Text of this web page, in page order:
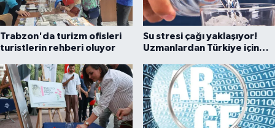
Trabzon'da turizm ofisleri
turistlerin rehberi oluyor
Su stresi çağı yaklaşıyor!
Uzmanlardan Türkiye için